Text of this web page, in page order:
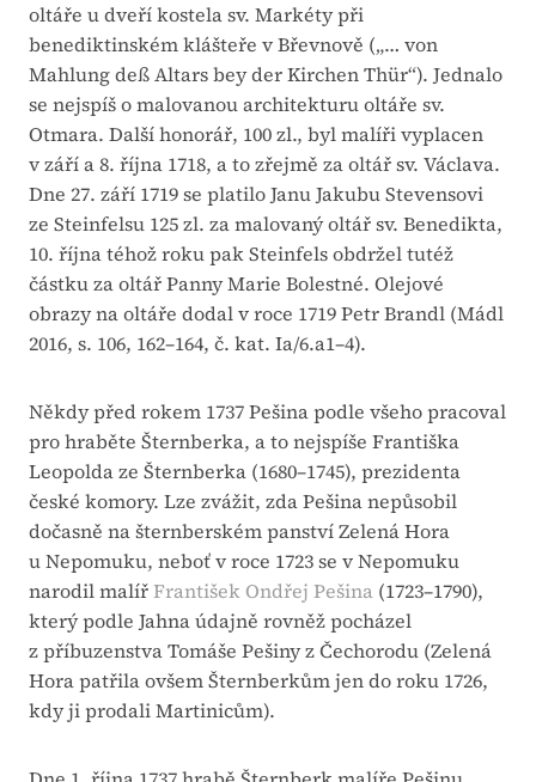
oltáře u dveří kostela sv. Markéty při
benediktinském klášteře v Břevnově („… von
Mahlung deß Altars bey der Kirchen Thür“). Jednalo
se nejspíš o malovanou architekturu oltáře sv.
Otmara. Další honorář, 100 zl., byl malíři vyplacen
v září a 8. října 1718, a to zřejmě za oltář sv. Václava.
Dne 27. září 1719 se platilo Janu Jakubu Stevensovi
ze Steinfelsu 125 zl. za malovaný oltář sv. Benedikta,
10. října téhož roku pak Steinfels obdržel tutéž
částku za oltář Panny Marie Bolestné. Olejové
obrazy na oltáře dodal v roce 1719 Petr Brandl (Mádl
2016, s. 106, 162–164, č. kat. Ia/6.a1–4).
Někdy před rokem 1737 Pešina podle všeho pracoval
pro hraběte Šternberka, a to nejspíše Františka
Leopolda ze Šternberka (1680–1745), prezidenta
české komory. Lze zvážit, zda Pešina nepůsobil
dočasně na šternberském panství Zelená Hora
u Nepomuku, neboť v roce 1723 se v Nepomuku
narodil malířFrantišek Ondřej Pešina (1723–1790),
který podle Jahna údajně rovněž pocházel
z příbuzenstva Tomáše Pešiny z Čechorodu (Zelená
Hora patřila ovšem Šternberkům jen do roku 1726,
kdy ji prodali Martinicům).